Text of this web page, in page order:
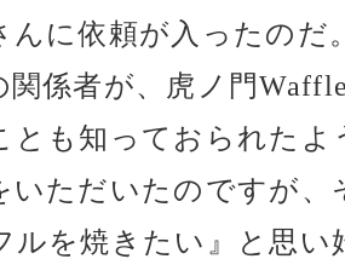
んに依頼が入ったのだ
係者が、虎ノ門
とも知っておられた
いただいたのですが
ルを焼きたい』と思